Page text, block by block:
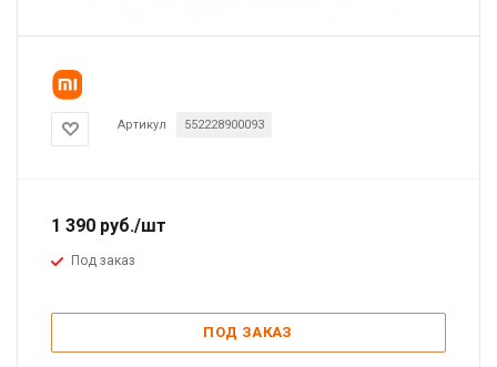
Артикул 552228900093
1 390 руб./шт
Под заказ
ПОД ЗАКАЗ